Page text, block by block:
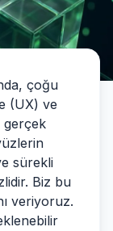
çoğu
(UX) ve
gerçek
sürekli
Biz bu
veriyoruz.